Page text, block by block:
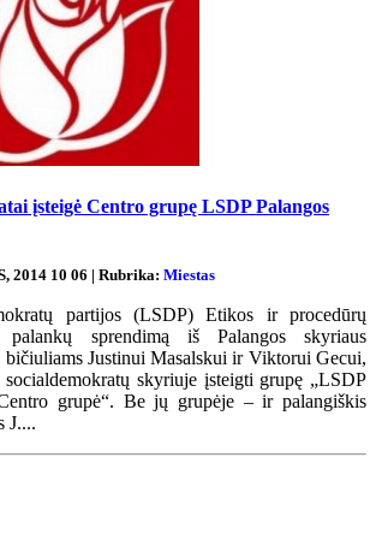
įsteigė Centro grupę LSDP Palangos
2014 10 06 | Rubrika: Miestas
partijos (LSDP) Etikos ir procedūrų
palankų sprendimą iš Palangos skyriaus
bičiuliams Justinui Masalskui ir Viktorui Gecui,
skyriuje įsteigti grupę „LSDP
grupė“. Be jų grupėje – ir palangiškis
J....